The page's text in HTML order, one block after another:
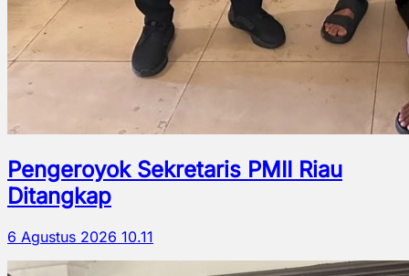
Pengeroyok Sekretaris PMII Riau
Ditangkap
6 Agustus 2026 10.11